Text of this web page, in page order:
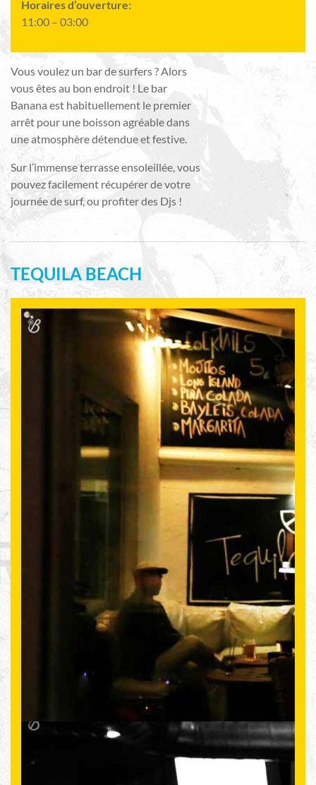
Horaires d’ouverture:
11:00 – 03:00
Vous voulez un bar de surfers ? Alors
vous êtes au bon endroit ! Le bar
Banana est habituellement le premier
arrêt pour une boisson agréable dans
une atmosphère détendue et festive.
Sur l’immense terrasse ensoleillée, vous
pouvez facilement récupérer de votre
journée de surf, ou profiter des Djs !
TEQUILA BEACH